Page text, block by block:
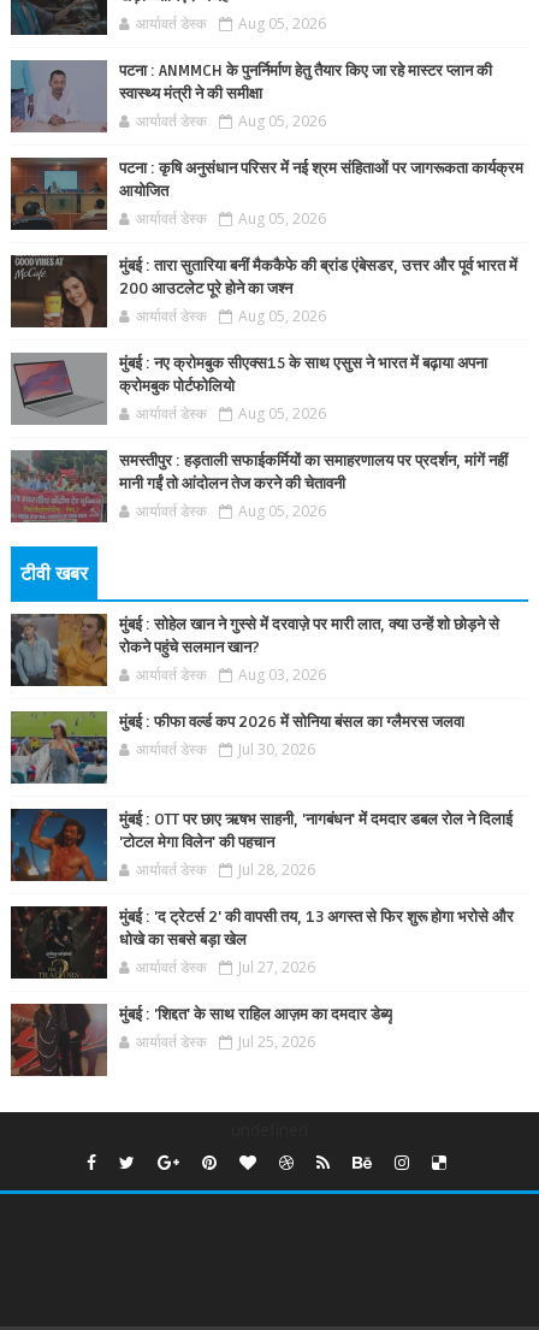
आर्यावर्त डेस्क Aug 05, 2026
पटना : ANMMCH के पुनर्निर्माण हेतु तैयार किए जा रहे मास्टर प्लान की
स्वास्थ्य मंत्री ने की समीक्षा
आर्यावर्त डेस्क Aug 05, 2026
पटना : कृषि अनुसंधान परिसर में नई श्रम संहिताओं पर जागरूकता कार्यक्रम
आयोजित
आर्यावर्त डेस्क Aug 05, 2026
मुंबई : तारा सुतारिया बनीं मैककैफे की ब्रांड एंबेसडर, उत्तर और पूर्व भारत में
200 आउटलेट पूरे होने का जश्न
आर्यावर्त डेस्क Aug 05, 2026
मुंबई : नए क्रोमबुक सीएक्स15 के साथ एसुस ने भारत में बढ़ाया अपना
क्रोमबुक पोर्टफोलियो
आर्यावर्त डेस्क Aug 05, 2026
समस्तीपुर : हड़ताली सफाईकर्मियों का समाहरणालय पर प्रदर्शन, मांगें नहीं
मानी गईं तो आंदोलन तेज करने की चेतावनी
आर्यावर्त डेस्क Aug 05, 2026
टीवी खबर
मुंबई : सोहेल खान ने गुस्से में दरवाज़े पर मारी लात, क्या उन्हें शो छोड़ने से
रोकने पहुंचे सलमान खान?
आर्यावर्त डेस्क Aug 03, 2026
मुंबई : फीफा वर्ल्ड कप 2026 में सोनिया बंसल का ग्लैमरस जलवा
आर्यावर्त डेस्क Jul 30, 2026
मुंबई : OTT पर छाए ऋषभ साहनी, 'नागबंधन' में दमदार डबल रोल ने दिलाई
'टोटल मेगा विलेन' की पहचान
आर्यावर्त डेस्क Jul 28, 2026
मुंबई : 'द ट्रेटर्स 2' की वापसी तय, 13 अगस्त से फिर शुरू होगा भरोसे और
धोखे का सबसे बड़ा खेल
आर्यावर्त डेस्क Jul 27, 2026
मुंबई : 'शिद्दत' के साथ राहिल आज़म का दमदार डेब्यू
आर्यावर्त डेस्क Jul 25, 2026